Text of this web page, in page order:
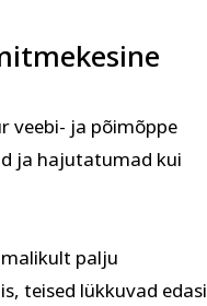
veebi- ja põimõppe
ja hajutatumad kui
palju
teised lükkuvad edasi